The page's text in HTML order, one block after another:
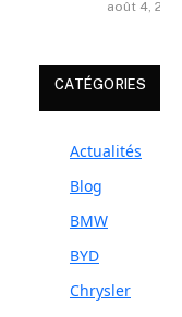
août 4,
CATÉGORIES
Actualités
Blog
BMW
BYD
Chrysler